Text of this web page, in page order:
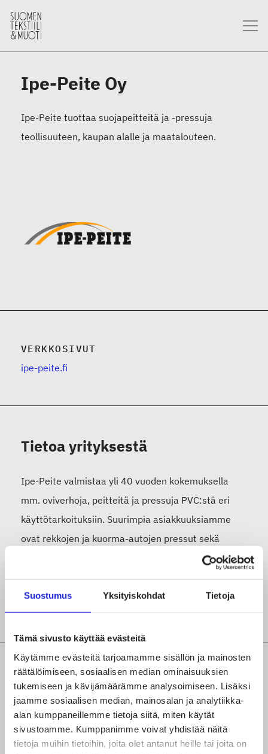
Suostumus Yksityiskohdat Tietoja
Tämä sivusto käyttää evästeitä
Käytämme evästeitä tarjoamamme sisällön ja mainosten
räätälöimiseen, sosiaalisen median ominaisuuksien
tukemiseen ja kävijämäärämme analysoimiseen. Lisäksi
jaamme sosiaalisen median, mainosalan ja analytiikka-
alan kumppaneillemme tietoja siitä, miten käytät
sivustoamme. Kumppanimme voivat yhdistää näitä
tietoja muihin tietoihin, joita olet antanut heille tai joita on
Ipe-Peite Oy
Ipe-Peite tuottaa suojapeitteitä ja -pressuja
teollisuuteen, kaupan alalle ja maatalouteen.
VERKKOSIVUT
ipe-peite.fi
Tietoa yrityksestä
Ipe-Peite valmistaa yli 40 vuoden kokemuksella
mm. oviverhoja, peitteitä ja pressuja PVC:stä eri
käyttötarkoituksiin. Suurimpia asiakkuuksiamme
ovat rekkojen ja kuorma-autojen pressut sekä
teollisuuden, kaupan ja maatalouden eri ratkaisut.
Teemme kaikki suojapeitteet, -pressut ja -huput
käsityönä Suomessa Lahden ja Himangan
toimipisteissämme.
TUTUSTU MYÖS NÄIHIN
JÄSENYRITYKSIIN
Dafecor Oy